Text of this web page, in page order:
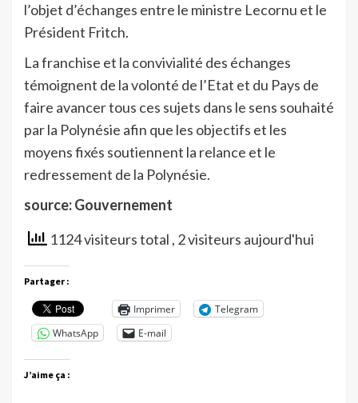
l’objet d’échanges entre le ministre Lecornu et le
Président Fritch.
La franchise et la convivialité des échanges
témoignent de la volonté de l’Etat et du Pays de
faire avancer tous ces sujets dans le sens souhaité
par la Polynésie afin que les objectifs et les
moyens fixés soutiennent la relance et le
redressement de la Polynésie.
source: Gouvernement
1124 visiteurs total , 2 visiteurs aujourd'hui
Partager :
Imprimer
Telegram
WhatsApp
E-mail
J’aime ça :